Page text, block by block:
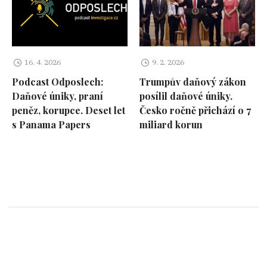
16. 4. 2026
Podcast Odposlech:
Daňové úniky, praní
peněz, korupce. Deset let
s Panama Papers
9. 2. 2026
Trumpův daňový zákon
posílil daňové úniky.
Česko ročně přichází o 7
miliard korun